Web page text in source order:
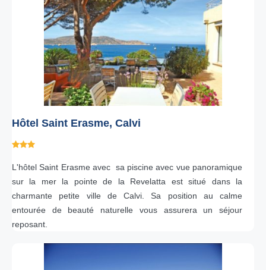
Hôtel Saint Erasme, Calvi
L'hôtel Saint Erasme avec sa piscine avec vue panoramique
sur la mer la pointe de la Revelatta est situé dans la
charmante petite ville de Calvi. Sa position au calme
entourée de beauté naturelle vous assurera un séjour
reposant.